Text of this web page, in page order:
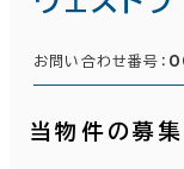
お問い合わせ番号：
当物件の募